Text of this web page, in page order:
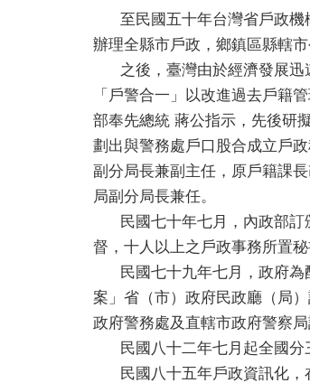
至民國五十年台灣省戶政機
辦理全縣市戶政，鄉鎮區縣轄
之後，臺灣由於經濟發展迅
「戶警合一」以改進過去戶籍
部奉先總統 蔣公指示，先後研
劃出與警務處戶口股合成立戶
副分局長兼副主任，原戶籍課
局副分局長兼任。
民國七十年七月，內政部訂
督，十人以上之戶政事務所置
民國七十九年七月，政府為
案」省（市）政府民政廳（局
政府警務處及直轄市政府警察
民國八十二年七月起全國分
民國八十五年戶政資訊化，